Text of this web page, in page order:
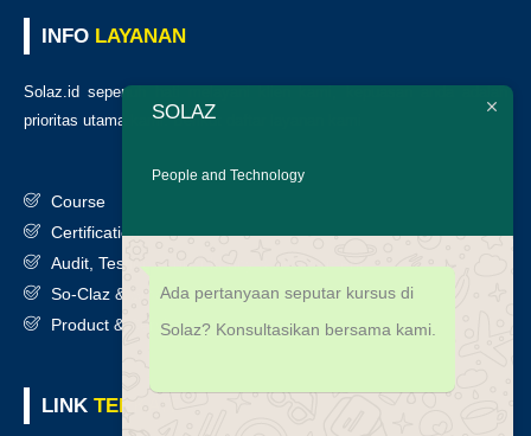
INFO LAYANAN
Solaz.id sepenuh hati melayani klien kami, kepuasan anda adalah
prioritas utama kami. Berikut daftar layanan kami
Course
Certification
Audit, Testing, Consultancy & Assessment
So-Claz & Smart Benchmark
Product & Services
LINK TERKAIT
SOLAZ
People and Technology
Ada pertanyaan seputar kursus di
Solaz? Konsultasikan bersama kami.